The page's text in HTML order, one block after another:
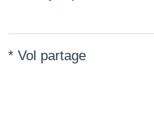
* Vol partage